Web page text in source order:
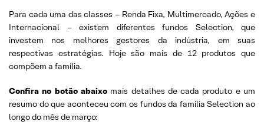
Para cada uma das classes – Renda Fixa, Multimercado, Ações e
Internacional – existem diferentes fundos Selection, que
investem nos melhores gestores da indústria, em suas
respectivas estratégias. Hoje são mais de 12 produtos que
compõem a família.
Confira no botão abaixomais detalhes de cada produto e um
resumo do que aconteceu com os fundos da família Selection ao
longo do mês de março: